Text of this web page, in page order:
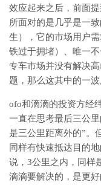
效应起来之后，前面
所面对的是几乎是一
生），它的市场用户
铁过于拥堵）、唯一
专车市场并没有解决
题，那么这其中的一
ofo和滴滴的投资方经
一直在思考最后三公
是三公里距离外的”。
同样有快速抵达目的
说，3公里之内，同样
滴滴要解决的，是更